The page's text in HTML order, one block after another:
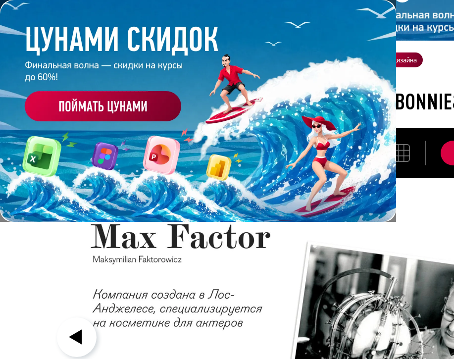
Корпоративное обучение Заказать презентацию Студия дизайна
Главная Презентация 134 – Разработана студией Bonnie&Slide
ПРЕЗЕНТАЦИЯ 134 - РАЗРАБОТАНА СТУДИЕЙ
Работа
эксперта